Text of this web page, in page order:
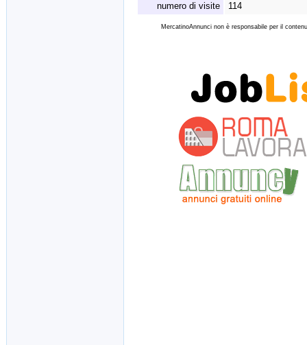
numero di visite
114
MercatinoAnnunci non è responsabile per il